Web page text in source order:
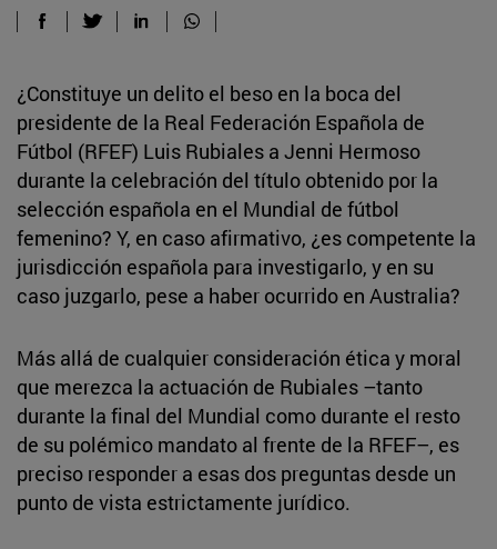
¿Constituye un delito el beso en la boca del
presidente de la Real Federación Española de
Fútbol (RFEF) Luis Rubiales a Jenni Hermoso
durante la celebración del título obtenido por la
selección española en el Mundial de fútbol
femenino? Y, en caso afirmativo, ¿es competente la
jurisdicción española para investigarlo, y en su
caso juzgarlo, pese a haber ocurrido en Australia?
Más allá de cualquier consideración ética y moral
que merezca la actuación de Rubiales –tanto
durante la final del Mundial como durante el resto
de su polémico mandato al frente de la RFEF–, es
preciso responder a esas dos preguntas desde un
punto de vista estrictamente jurídico.